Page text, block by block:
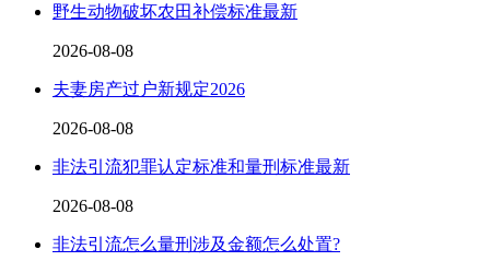
野生动物破坏农田补偿标准最新
2026-08-08
夫妻房产过户新规定2026
2026-08-08
非法引流犯罪认定标准和量刑标准最新
2026-08-08
非法引流怎么量刑涉及金额怎么处置?